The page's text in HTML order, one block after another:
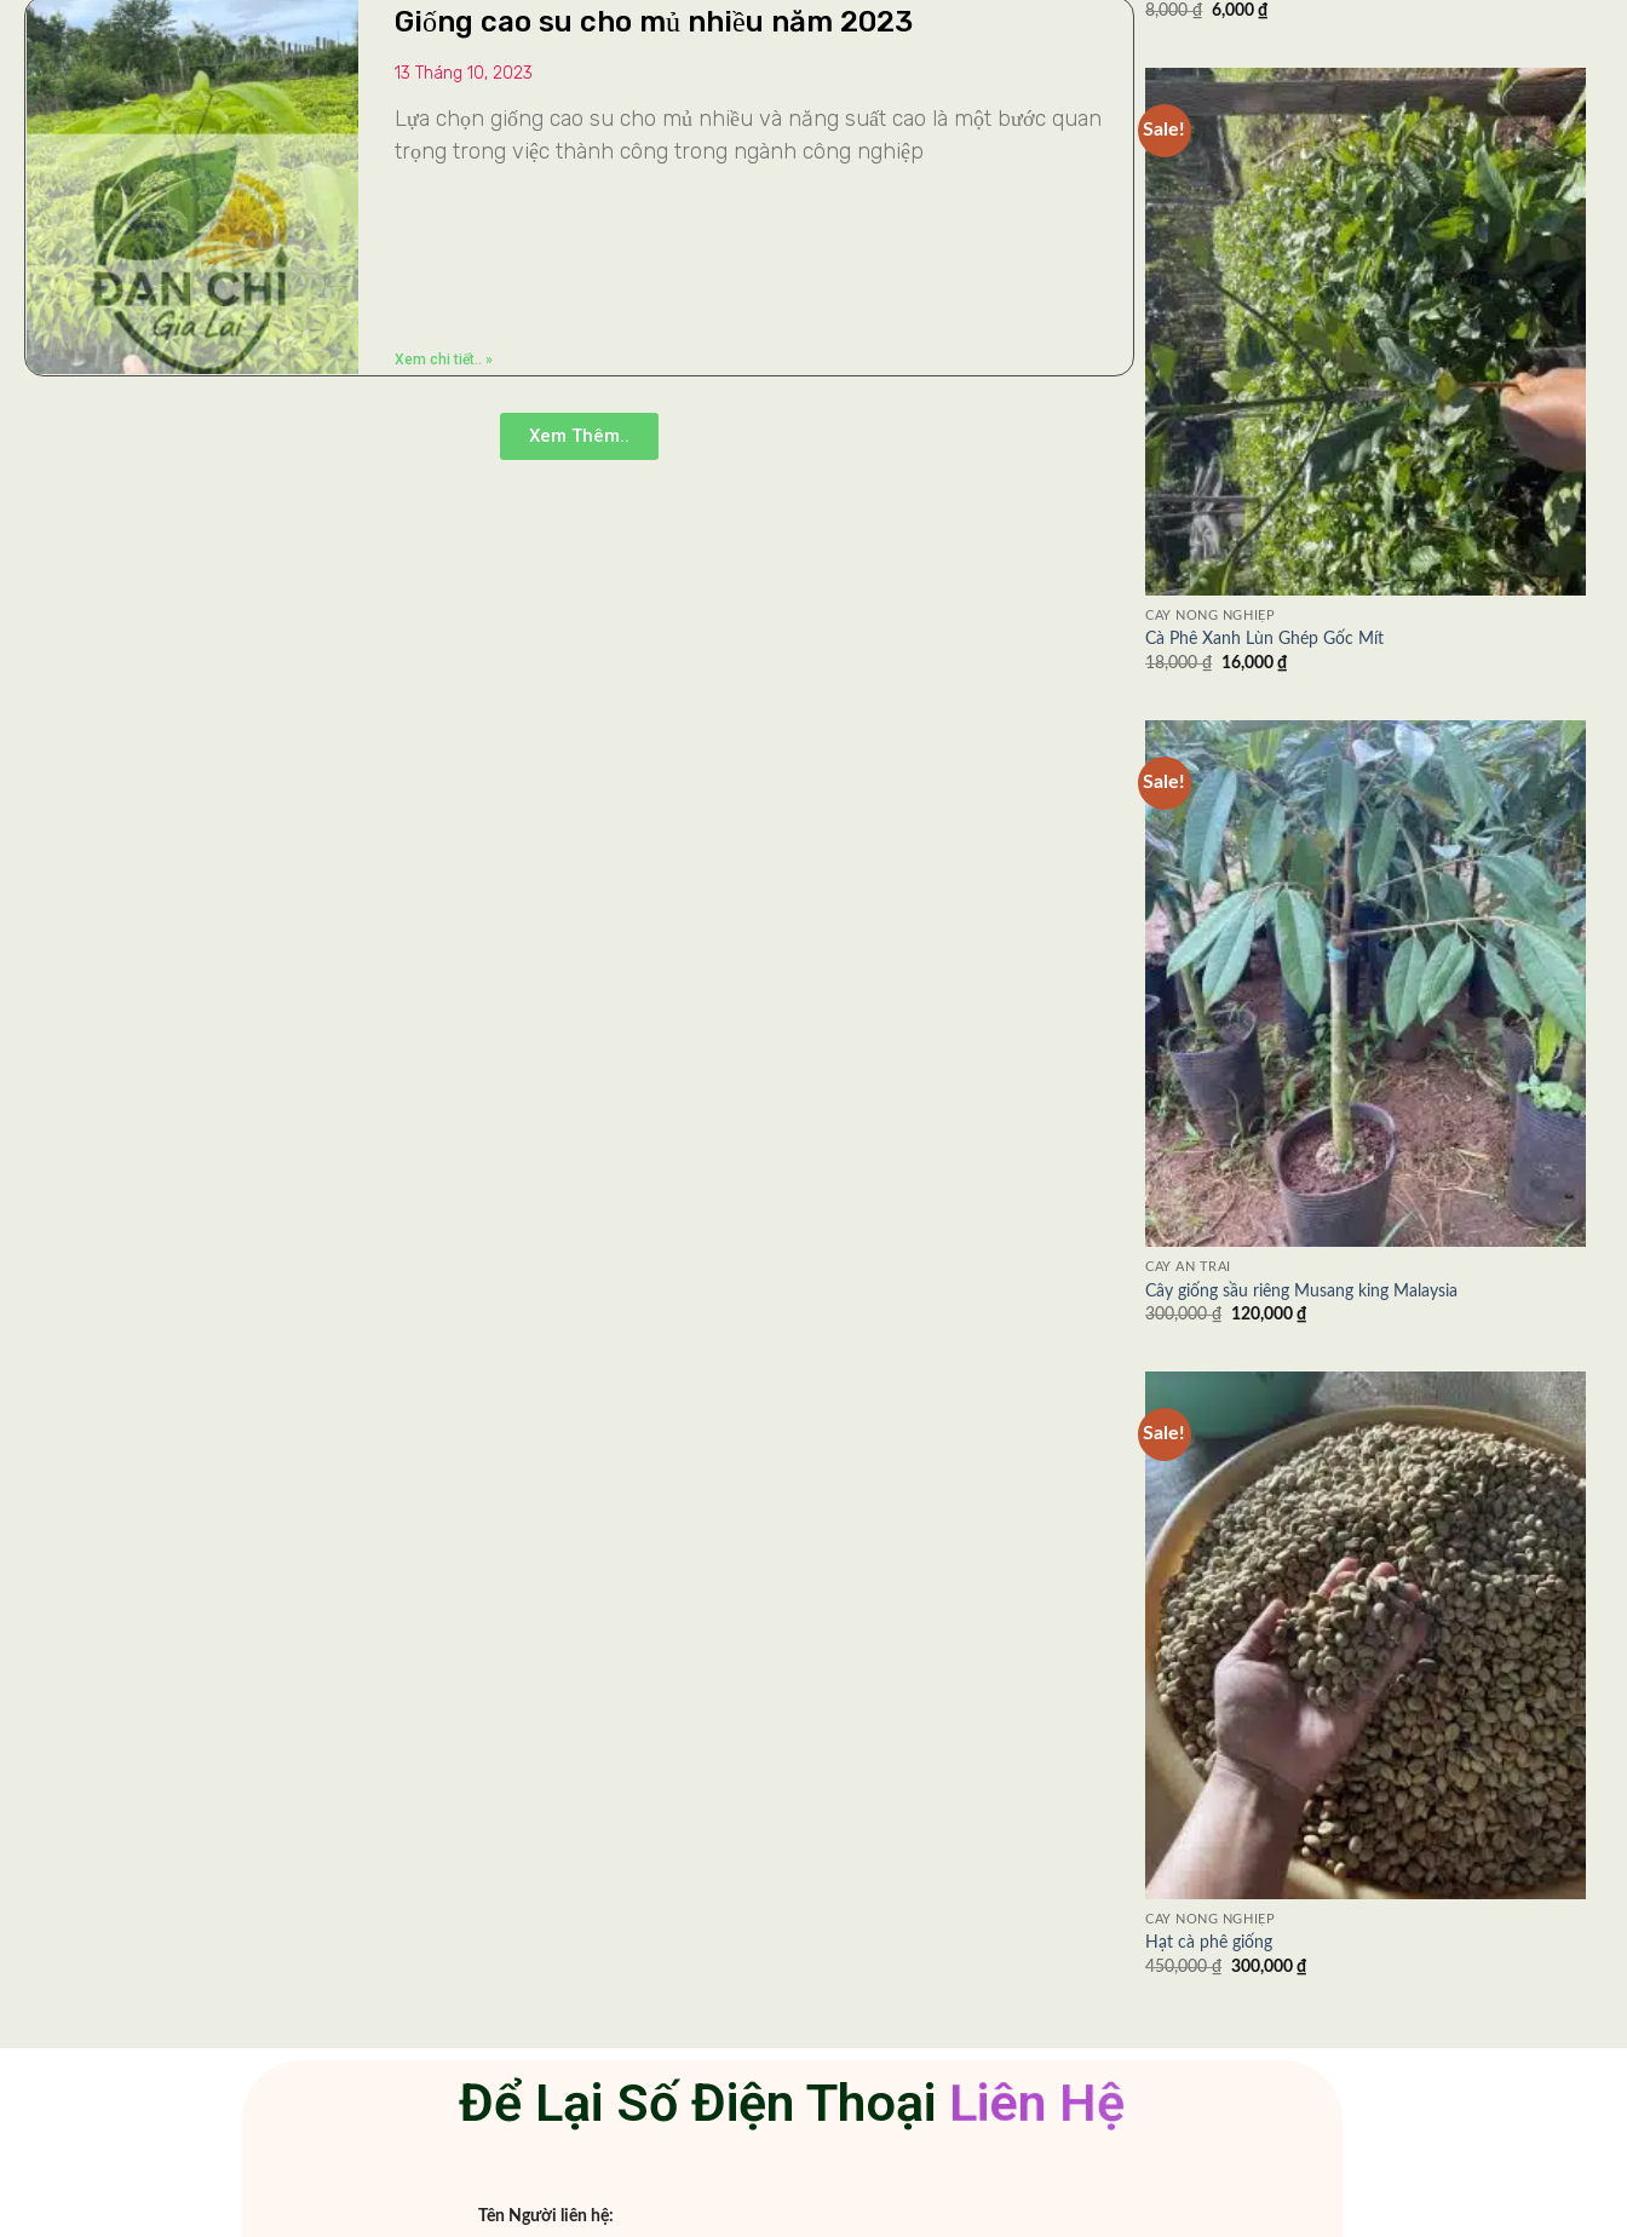
Giống cao su cho mủ nhiều năm 2023
13 Tháng 10, 2023
Lựa chọn giống cao su cho mủ nhiều và năng suất cao là một bước quan
trọng trong việc thành công trong ngành công nghiệp
Xem chi tiết.. »
Xem Thêm..
8,000₫ 6,000₫
Sale!
CÂY NÔNG NGHIỆP
Cà Phê Xanh Lùn Ghép Gốc Mít
18,000₫ 16,000₫
Sale!
CÂY ĂN TRÁI
Cây giống sầu riêng Musang king Malaysia
300,000₫ 120,000₫
Sale!
CÂY NÔNG NGHIỆP
Hạt cà phê giống
450,000₫ 300,000₫
Để Lại Số Điện Thoại Liên Hệ
Tên Người liên hệ: